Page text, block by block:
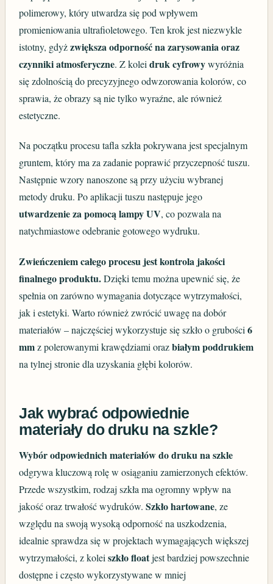
polimerowy, który utwardza się pod wpływem
promieniowania ultrafioletowego. Ten krok jest niezwykle
istotny, gdyżzwiększa odporność na zarysowania oraz
czynniki atmosferyczne. Z koleidruk cyfrowywyróżnia
się zdolnością do precyzyjnego odwzorowania kolorów, co
sprawia, że obrazy są nie tylko wyraźne, ale również
estetyczne.
Na początku procesu tafla szkła pokrywana jest specjalnym
gruntem, który ma za zadanie poprawić przyczepność tuszu.
Następnie wzory nanoszone są przy użyciu wybranej
metody druku. Po aplikacji tuszu następuje jego
utwardzenie za pomocą lampy UV, co pozwala na
natychmiastowe odebranie gotowego wydruku.
Zwieńczeniem całego procesu jest kontrola jakości
finalnego produktu.Dzięki temu można upewnić się, że
spełnia on zarówno wymagania dotyczące wytrzymałości,
jak i estetyki. Warto również zwrócić uwagę na dobór
materiałów – najczęściej wykorzystuje się szkło o grubości6
mmz polerowanymi krawędziami orazbiałym poddrukiem
na tylnej stronie dla uzyskania głębi kolorów.
Jak wybrać odpowiednie
materiały do druku na szkle?
Wybór odpowiednich materiałów do druku na szkle
odgrywa kluczową rolę w osiąganiu zamierzonych efektów.
Przede wszystkim, rodzaj szkła ma ogromny wpływ na
jakość oraz trwałość wydruków.Szkło hartowane, ze
względu na swoją wysoką odporność na uszkodzenia,
idealnie sprawdza się w projektach wymagających większej
wytrzymałości, z koleiszkło floatjest bardziej powszechnie
dostępne i często wykorzystywane w mniej